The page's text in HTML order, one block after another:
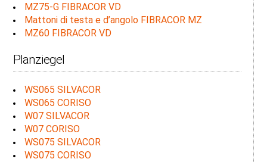
MZ75-G FIBRACOR VD
Mattoni di testa e d’angolo FIBRACOR MZ
MZ60 FIBRACOR VD
Planziegel
WS065 SILVACOR
WS065 CORISO
W07 SILVACOR
W07 CORISO
WS075 SILVACOR
WS075 CORISO